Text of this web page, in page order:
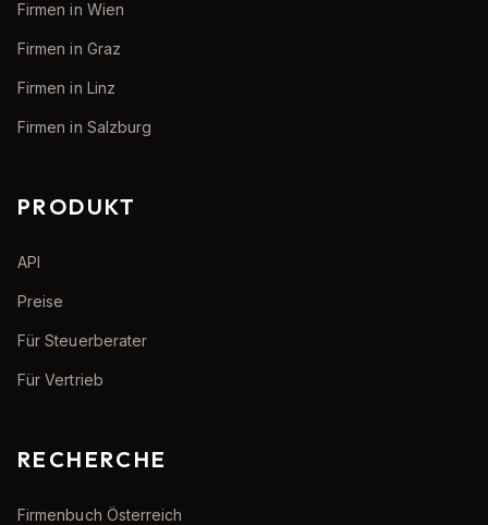
Firmen in Wien
Firmen in Graz
Firmen in Linz
Firmen in Salzburg
PRODUKT
API
Preise
Für Steuerberater
Für Vertrieb
RECHERCHE
Firmenbuch Österreich